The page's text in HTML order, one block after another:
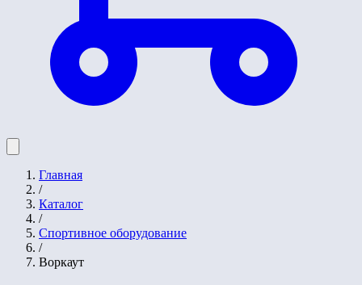
Главная
/
Каталог
/
Спортивное оборудование
/
Воркаут